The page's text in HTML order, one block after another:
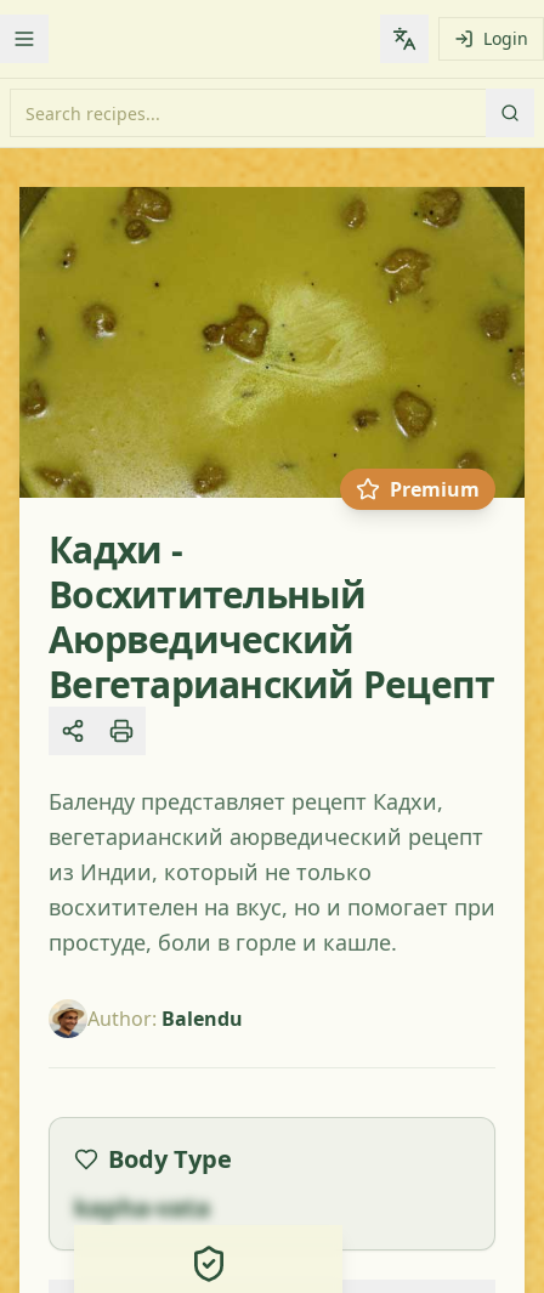
Toggle Menu Change Login
Premium
Кадхи -
Восхитительный
Аюрведический
Вегетарианский Рецепт
Share
Баленду представляет рецепт Кадхи,
вегетарианский аюрведический рецепт
из Индии, который не только
восхитителен на вкус, но и помогает при
простуде, боли в горле и кашле.
Author: Balendu
Body Type
kapha-vata